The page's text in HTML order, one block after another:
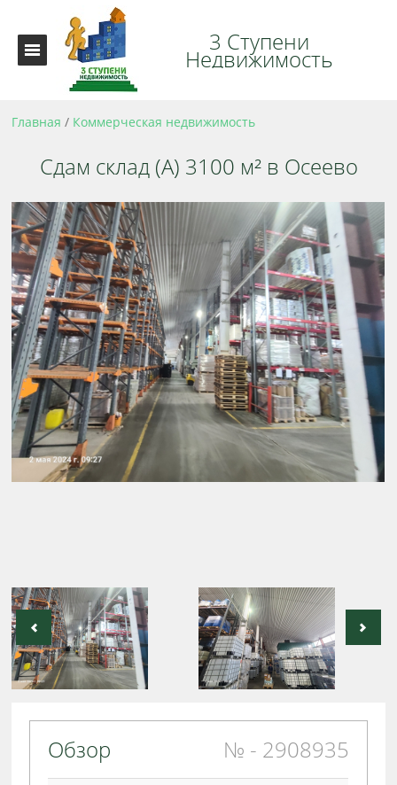
3 Ступени
Недвижимость
Главная / Коммерческая недвижимость
Сдам склад (А) 3100 м² в Осеево
Обзор № - 2908935